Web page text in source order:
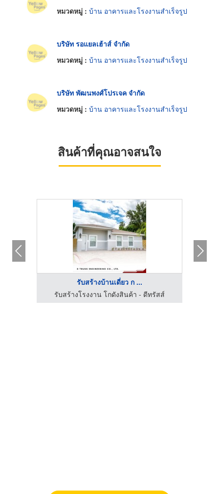
หมวดหมู่ : บ้าน อาคารและโรงงานสำเร็จรูป
บริษัท รอแยลเฮ้าส์ จำกัด
หมวดหมู่ : บ้าน อาคารและโรงงานสำเร็จรูป
บริษัท พัฒนพงศ์โปรเจค จำกัด
หมวดหมู่ : บ้าน อาคารและโรงงานสำเร็จรูป
สินค้าที่คุณอาจสนใจ
รับสร้างบ้านเดี่ยว ก ...
รับสร้างโรงงาน โกดังสินค้า - ดีทรัสส์